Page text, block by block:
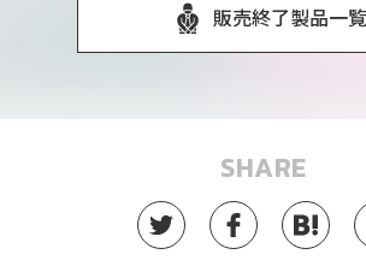
販売終了製品一覧
SHARE